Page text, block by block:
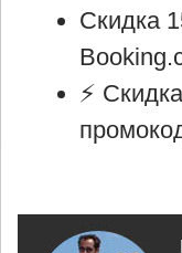
Скидка
⚡